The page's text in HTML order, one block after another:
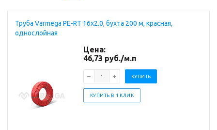
Труба Varmega PE-RT 16x2.0, бухта 200 м, красная,
однослойная
Цена:
46,73 руб./м.п
КУПИТЬ
КУПИТЬ В 1 КЛИК